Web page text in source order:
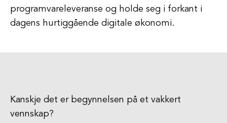
programvareleveranse og holde seg i forkant i
dagens hurtiggående digitale økonomi.
Kanskje det er begynnelsen på et vakkert
vennskap?